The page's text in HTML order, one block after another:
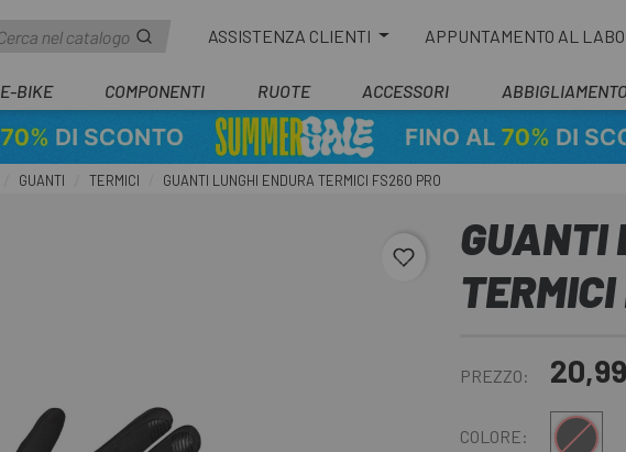
ASSISTENZA CLIENTI APPUNTAMENTO AL
E-BIKE COMPONENTI RUOTE ACCESSORI
GUANTI TERMICI GUANTI LUNGHI ENDURA TERMICI FS260 PRO
favorite_border
GUANTI
PREZZO:
COLORE: Nero